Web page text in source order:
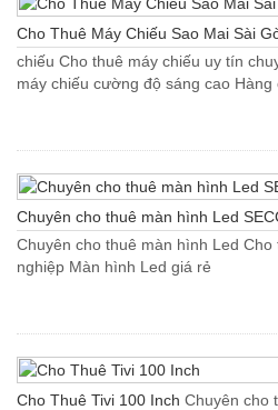
Cho Thuê Máy Chiếu Sao Mai Sài
chiếu Cho thuê máy chiếu uy tín
máy chiếu cường độ sáng cao Hàng
Chuyên cho thuê màn hình Led
Chuyên cho thuê màn hình Led
nghiệp Màn hình Led giá rẻ
Cho Thuê Tivi 100 Inch Chuyên cho